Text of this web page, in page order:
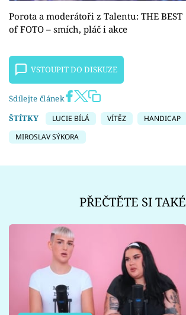
Porota a moderátoři z Talentu: THE BEST
of FOTO – smích, pláč i akce
VSTOUPIT DO DISKUZE
Sdílejte článek
ŠTÍTKY
LUCIE BÍLÁ VÍTĚZ
HANDICAP
MIROSLAV SÝKORA
PŘEČTĚTE SI TAKÉ